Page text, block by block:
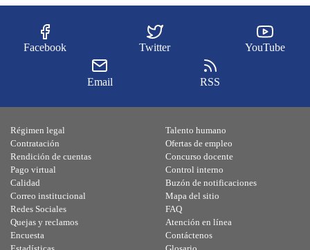
Facebook Twitter YouTube
Email RSS
Régimen legal
Contratación
Rendición de cuentas
Pago virtual
Calidad
Talento humano
Ofertas de empleo
Concurso docente
Control interno
Buzón de notificaciones
Correo institucional
Redes Sociales
Quejas y reclamos
Encuesta
Mapa del sitio
FAQ
Atención en línea
Contáctenos